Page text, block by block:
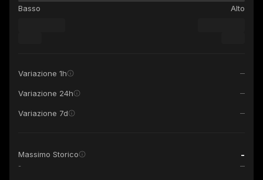
Basso Alto
Variazione 1h
Variazione 24h
Variazione 7d
Massimo Storico -
-